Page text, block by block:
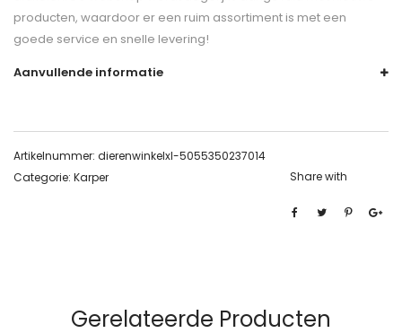
producten, waardoor er een ruim assortiment is met een
goede service en snelle levering!
Aanvullende informatie
Artikelnummer: dierenwinkelxl-5055350237014
Categorie: Karper Share with
Gerelateerde Producten